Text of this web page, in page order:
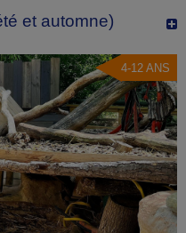
et automne)
4-12 ANS